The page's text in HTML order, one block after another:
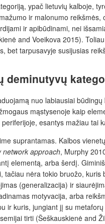
ypač lietuvių kalboje,
ir malonumo
ir apibūdinami, nei
and Voeikova 2015).
bet tarpusavyje susijusias
nuo labiausiai
mąstysenoje kaip
esantys mažiau
suprantamas. Kalbos
network approach, Murphy
elementą, arba šerdį.
nėra tokio bruožo,
(generalizacija) ir
motyvacija, arba
ir kuris, jungiant jį su
tirti (Šeškauskienė and